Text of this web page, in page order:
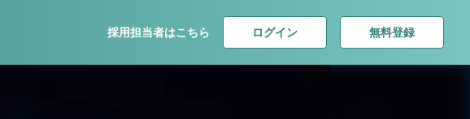
採用担当者はこちら ログイン 無料登録